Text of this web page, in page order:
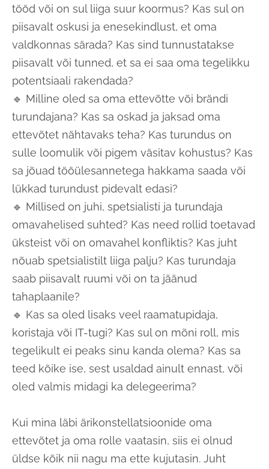
tööd või on sul liiga suur koormus? Kas sul on
piisavalt oskusi ja enesekindlust, et oma
valdkonnas särada? Kas sind tunnustatakse
piisavalt või tunned, et sa ei saa oma tegelikku
potentsiaali rakendada?
🔹 Milline oled sa oma ettevõtte või brändi
turundajana? Kas sa oskad ja jaksad oma
ettevõtet nähtavaks teha? Kas turundus on
sulle loomulik või pigem väsitav kohustus? Kas
sa jõuad tööülesannetega hakkama saada või
lükkad turundust pidevalt edasi?
🔹 Millised on juhi, spetsialisti ja turundaja
omavahelised suhted? Kas need rollid toetavad
üksteist või on omavahel konfliktis? Kas juht
nõuab spetsialistilt liiga palju? Kas turundaja
saab piisavalt ruumi või on ta jäänud
tahaplaanile?
🔹 Kas sa oled lisaks veel raamatupidaja,
koristaja või IT-tugi? Kas sul on mõni roll, mis
tegelikult ei peaks sinu kanda olema? Kas sa
teed kõike ise, sest usaldad ainult ennast, või
oled valmis midagi ka delegeerima?
Kui mina läbi ärikonstellatsioonide oma
ettevõtet ja oma rolle vaatasin, siis ei olnud
üldse kõik nii nagu ma ette kujutasin. Juht